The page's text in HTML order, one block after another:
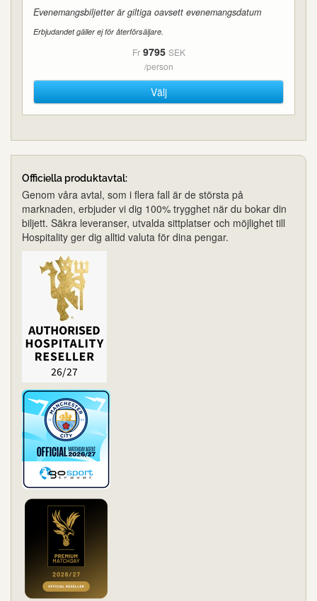
Evenemangsbiljetter är giltiga oavsett evenemangsdatum
Erbjudandet gäller ej för återförsäljare.
Fr 9795 SEK
/person
Välj
Officiella produktavtal:
Genom våra avtal, som i flera fall är de största på
marknaden, erbjuder vi dig 100% trygghet när du bokar din
biljett. Säkra leveranser, utvalda sittplatser och möjlighet till
Hospitality ger dig alltid valuta för dina pengar.